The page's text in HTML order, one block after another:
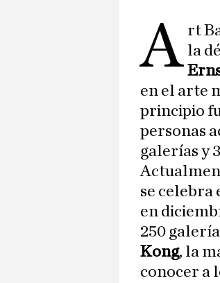
A rt
la
en el arte
principio
personas
galerías y
se celebra
en
250
Kong, la
conocer a